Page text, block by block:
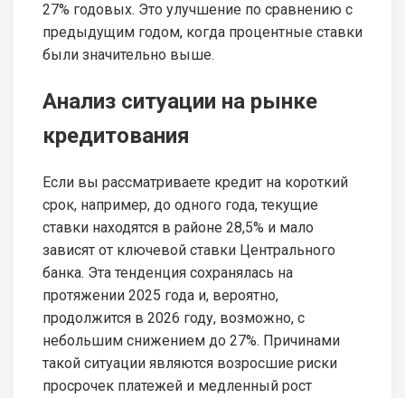
27% годовых. Это улучшение по сравнению с
предыдущим годом, когда процентные ставки
были значительно выше.
Анализ ситуации на рынке
кредитования
Если вы рассматриваете кредит на короткий
срок, например, до одного года, текущие
ставки находятся в районе 28,5% и мало
зависят от ключевой ставки Центрального
банка. Эта тенденция сохранялась на
протяжении 2025 года и, вероятно,
продолжится в 2026 году, возможно, с
небольшим снижением до 27%. Причинами
такой ситуации являются возросшие риски
просрочек платежей и медленный рост